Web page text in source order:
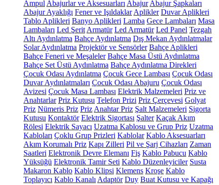
Ampul Abajurlar ve Aksesuarları Abajur Abajur Şapkaları
Abajur Ayaklığı Fener ve Işıldaklar Aplikler Duvar Aplikleri
Tablo Aplikleri Banyo Aplikleri Lamba Gece Lambaları Masa
Lambaları Led Şerit Armatür Led Armatür Led Panel Tezgah
Altı Aydınlatma Bahçe Aydınlatma Dış Mekan Aydınlatmalar
Solar Aydınlatma Projektör ve Sensörler Bahçe Aplikleri
Bahçe Feneri ve Meşaleler Bahçe Masa Üstü Aydınlatma
Bahçe Set Üstü Aydınlatma Bahçe Aydınlatma Direkleri
Çocuk Odası Aydınlatma Çocuk Gece Lambası Çocuk Odası
Duvar Aydınlatmaları Çocuk Odası Abajuru Çocuk Odası
Avizesi Çocuk Masa Lambası Elektrik Malzemeleri Priz ve
Anahtarlar Priz Kutusu Telefon Prizi Priz Çerçevesi Golyat
Priz Nümeris Priz Priz Anahtar Priz Şalt Malzemeleri Sigorta
Kutusu Kontaktör Elektrik Sigortası Şalter Kaçak Akım
Rölesi Elektrik Sayacı Uzatma Kablosu ve Grup Priz Uzatma
Kabloları Çoklu Grup Prizleri Kablolar Kablo Aksesuarları
Akım Korumalı Priz Kapı Zilleri Pil ve Şarj Cihazları Zaman
Saatleri Elektronik Devre Elemanı Fiş Kablo Pabucu Kablo
Yüksüğü Elektronik Tamir Seti Kablo Düzenleyiciler Susta
Makaron Kablo Kablo Klipsi Klemens Kroşe Kablo
Toplayıcı Kablo Kanalı Adaptör Duy Buat Kutusu ve Kapağı